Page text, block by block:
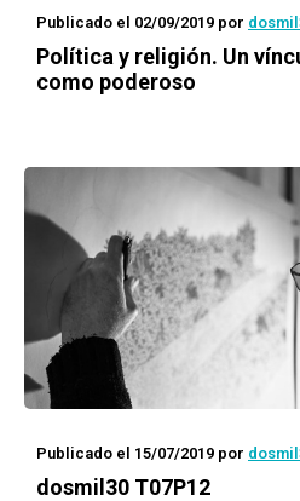
Publicado el 02/09/2019 por
Política y religión. Un
como poderoso
Publicado el 15/07/2019 por
dosmil30 T07P12